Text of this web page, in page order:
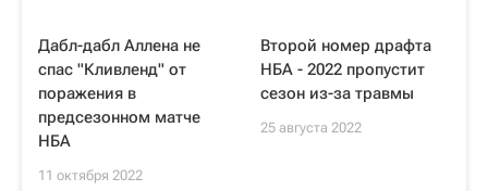
Дабл-дабл Аллена не
спас "Кливленд" от
поражения в
предсезонном матче
НБА
11 октября 2022
Второй номер драфта
НБА - 2022 пропустит
сезон из-за травмы
25 августа 2022